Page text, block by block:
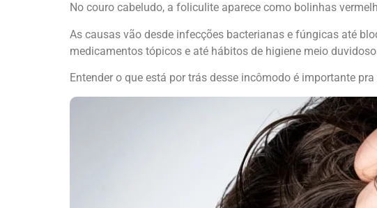
No couro cabeludo, a foliculite aparece como bolinhas
As causas vão desde infecções bacterianas e fúngicas até
medicamentos tópicos e até hábitos de higiene meio
Entender o que está por trás desse incômodo é importante